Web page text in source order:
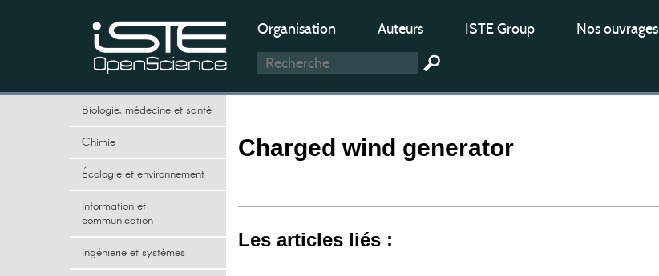
Organisation Auteurs ISTE Group Nos ouvrages
Biologie, médecine et santé
Chimie
Écologie et environnement
Information et
communication
Ingénierie et systèmes
Charged wind generator
Les articles liés :